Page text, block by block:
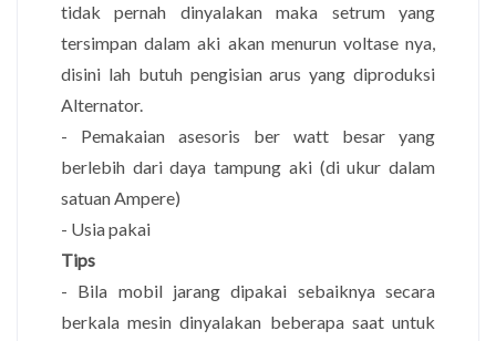
tidak pernah dinyalakan maka setrum yang
tersimpan dalam aki akan menurun voltase nya,
disini lah butuh pengisian arus yang diproduksi
Alternator.
- Pemakaian asesoris ber watt besar yang
berlebih dari daya tampung aki (di ukur dalam
satuan Ampere)
- Usia pakai
Tips
- Bila mobil jarang dipakai sebaiknya secara
berkala mesin dinyalakan beberapa saat untuk